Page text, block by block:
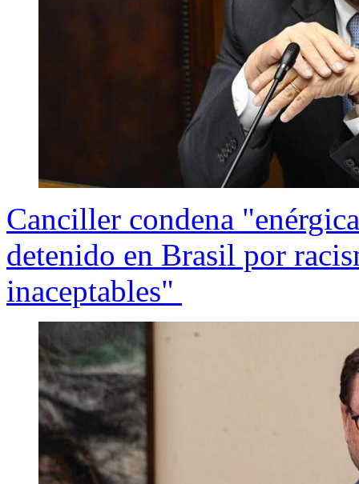
Canciller condena
detenido en Brasil por
inaceptables"